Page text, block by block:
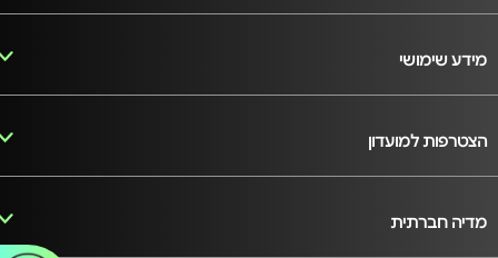
מידע שימושי
הצטרפות למועדון
מדיה חברתית